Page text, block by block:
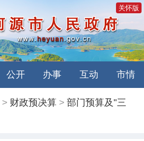
关怀版
公开 办事 互动 市情
> 财政预决算 >部门预算及"三